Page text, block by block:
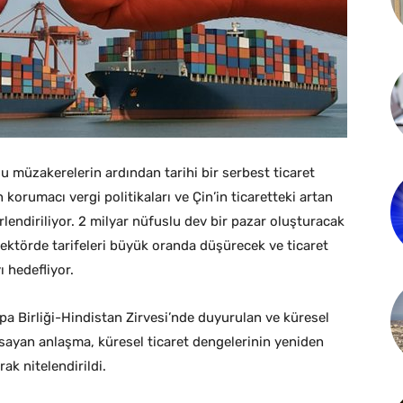
müzakerelerin ardından tarihi bir serbest ticaret
korumacı vergi politikaları ve Çin’in ticaretteki artan
2 milyar nüfuslu dev bir pazar oluşturacak
tarifeleri büyük oranda düşürecek ve ticaret
hedefliyor.
Birliği-Hindistan Zirvesi’nde duyurulan ve küresel
anlaşma, küresel ticaret dengelerinin yeniden
nitelendirildi.